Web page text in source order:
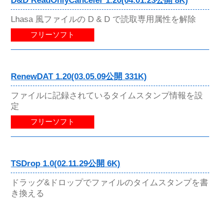
Lhasa 風ファイルの D & D で読取専用属性を解除
フリーソフト
RenewDAT 1.20(03.05.09公開 331K)
ファイルに記録されているタイムスタンプ情報を設
定
フリーソフト
TSDrop 1.0(02.11.29公開 6K)
ドラッグ&ドロップでファイルのタイムスタンプを書
き換える